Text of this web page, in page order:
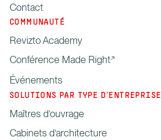
Contact
COMMUNAUTÉ
Revizto Academy
Conférence Made Right
Événements
SOLUTIONS PAR TYPE D’ENTREPRISE
Maîtres d’ouvrage
Cabinets d’architecture